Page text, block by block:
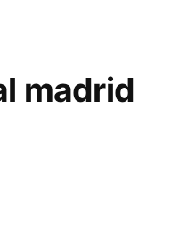
madrid